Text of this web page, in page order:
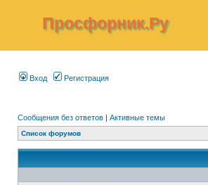
Просфорник.Ру
Вход Регистрация
Сообщения без ответов | Активные темы
Список форумов